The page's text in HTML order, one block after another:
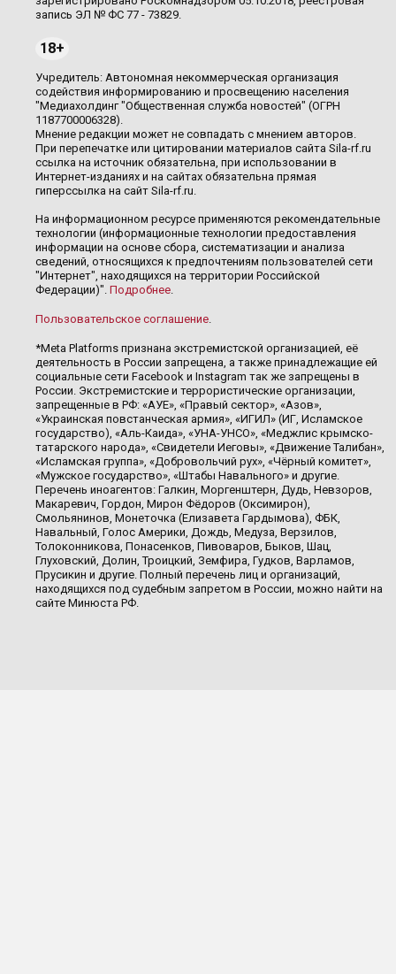
запись ЭЛ № ФС 77 - 73829.
18+
Учредитель: Автономная некоммерческая организация
содействия информированию и просвещению населения
"Медиахолдинг "Общественная служба новостей" (ОГРН
1187700006328).
Мнение редакции может не совпадать с мнением авторов.
При перепечатке или цитировании материалов сайта Sila-rf.ru
ссылка на источник обязательна, при использовании в
Интернет-изданиях и на сайтах обязательна прямая
гиперссылка на сайт Sila-rf.ru.
На информационном ресурсе применяются рекомендательные
технологии (информационные технологии предоставления
информации на основе сбора, систематизации и анализа
сведений, относящихся к предпочтениям пользователей сети
"Интернет", находящихся на территории Российской
Федерации)". Подробнее.
Пользовательское соглашение.
*Meta Platforms признана экстремистской организацией, её
деятельность в России запрещена, а также принадлежащие ей
социальные сети Facebook и Instagram так же запрещены в
России. Экстремистские и террористические организации,
запрещенные в РФ: «АУЕ», «Правый сектор», «Азов»,
«Украинская повстанческая армия», «ИГИЛ» (ИГ, Исламское
государство), «Аль-Каида», «УНА-УНСО», «Меджлис крымско-
татарского народа», «Свидетели Иеговы», «Движение Талибан»,
«Исламская группа», «Добровольчий рух», «Чёрный комитет»,
«Мужское государство», «Штабы Навального» и другие.
Перечень иноагентов: Галкин, Моргенштерн, Дудь, Невзоров,
Макаревич, Гордон, Мирон Фёдоров (Оксимирон),
Смольянинов, Монеточка (Елизавета Гардымова), ФБК,
Навальный, Голос Америки, Дождь, Медуза, Верзилов,
Толоконникова, Понасенков, Пивоваров, Быков, Шац,
Глуховский, Долин, Троицкий, Земфира, Гудков, Варламов,
Прусикин и другие. Полный перечень лиц и организаций,
находящихся под судебным запретом в России, можно найти на
сайте Минюста РФ.